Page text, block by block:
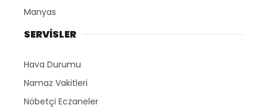
Manyas
SERVİSLER
Hava Durumu
Namaz Vakitleri
Nöbetçi Eczaneler